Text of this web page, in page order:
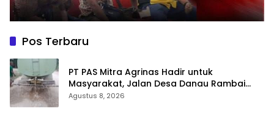
Pos Terbaru
‎PT PAS Mitra Agrinas Hadir untuk
Masyarakat, Jalan Desa Danau Rambai
Dirawat dan Disiram
Agustus 8, 2026